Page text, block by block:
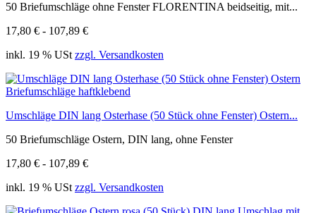
50 Briefumschläge ohne Fenster FLORENTINA beidseitig, mit...
17,80 € - 107,89 €
inkl. 19 % USt zzgl. Versandkosten
Umschläge DIN lang Osterhase (50 Stück ohne Fenster) Ostern...
50 Briefumschläge Ostern, DIN lang, ohne Fenster
17,80 € - 107,89 €
inkl. 19 % USt zzgl. Versandkosten